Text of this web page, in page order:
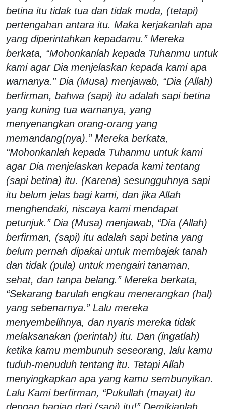
betina itu tidak tua dan tidak muda, (tetapi)
pertengahan antara itu. Maka kerjakanlah apa
yang diperintahkan kepadamu.” Mereka
berkata, “Mohonkanlah kepada Tuhanmu untuk
kami agar Dia menjelaskan kepada kami apa
warnanya.” Dia (Musa) menjawab, “Dia (Allah)
berfirman, bahwa (sapi) itu adalah sapi betina
yang kuning tua warnanya, yang
menyenangkan orang-orang yang
memandang(nya).” Mereka berkata,
“Mohonkanlah kepada Tuhanmu untuk kami
agar Dia menjelaskan kepada kami tentang
(sapi betina) itu. (Karena) sesungguhnya sapi
itu belum jelas bagi kami, dan jika Allah
menghendaki, niscaya kami mendapat
petunjuk.” Dia (Musa) menjawab, “Dia (Allah)
berfirman, (sapi) itu adalah sapi betina yang
belum pernah dipakai untuk membajak tanah
dan tidak (pula) untuk mengairi tanaman,
sehat, dan tanpa belang.” Mereka berkata,
“Sekarang barulah engkau menerangkan (hal)
yang sebenarnya.” Lalu mereka
menyembelihnya, dan nyaris mereka tidak
melaksanakan (perintah) itu. Dan (ingatlah)
ketika kamu membunuh seseorang, lalu kamu
tuduh-menuduh tentang itu. Tetapi Allah
menyingkapkan apa yang kamu sembunyikan.
Lalu Kami berfirman, “Pukullah (mayat) itu